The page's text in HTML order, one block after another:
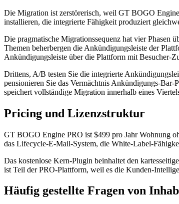
Die Migration ist zerstörerisch, weil GT BOGO
installieren, die integrierte Fähigkeit produziert
Die pragmatische Migrationssequenz hat vier Phasen
Themen beherbergen die Ankündigungsleiste der
Ankündigungsleiste über die Plattform mit Besucher-
Drittens, A/B testen Sie die integrierte
pensionieren Sie das Vermächtnis Ankündigungs-
speichert vollständige Migration innerhalb eines
Pricing und Lizenzstruktur
GT BOGO Engine PRO ist $499 pro Jahr Wohnung
das Lifecycle-E-Mail-System, die White-Label-
Das kostenlose Kern-Plugin beinhaltet den
ist Teil der PRO-Plattform, weil es die Kunden-
Häufig gestellte Fragen von